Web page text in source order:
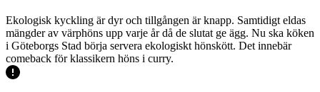
Ekologisk kyckling är dyr och tillgången är knapp. Samtidigt eldas
mängder av värphöns upp varje år då de slutat ge ägg. Nu ska köken
i Göteborgs Stad börja servera ekologiskt hönskött. Det innebär
comeback för klassikern höns i curry.